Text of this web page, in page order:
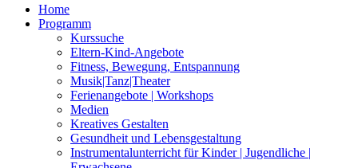
Home
Programm
Kurssuche
Eltern-Kind-Angebote
Fitness, Bewegung, Entspannung
Musik|Tanz|Theater
Ferienangebote | Workshops
Medien
Kreatives Gestalten
Gesundheit und Lebensgestaltung
Instrumentalunterricht für Kinder | Jugendliche |